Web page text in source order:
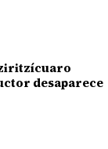
desaparece